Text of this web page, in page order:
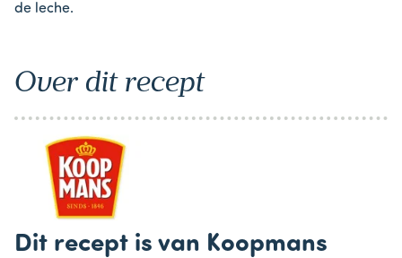
de leche.
Over dit recept
Dit recept is van Koopmans